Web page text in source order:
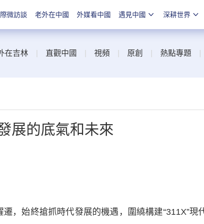
微訪談 老外在中國 外媒看中國 遇見中國 深耕世界
在吉林 直觀中國 視頻 原創 熱點專題
展的底氣和未來
始終搶抓時代發展的機遇，圍繞構建“311X”現